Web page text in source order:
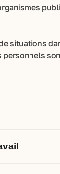
situations
personnels